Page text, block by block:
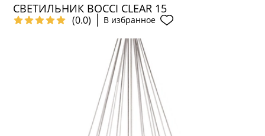
СВЕТИЛЬНИК BOCCI CLEAR 15
(0.0) В избранное